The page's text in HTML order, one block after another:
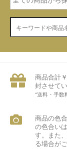
商品合計
封させて
*送料・手数
商品の色
の色合い
す。また
る場合が